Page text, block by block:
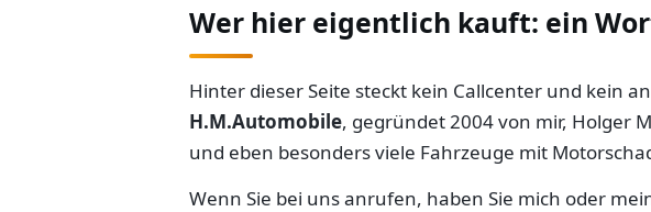
Wer hier eigentlich kauft: ein
Hinter dieser Seite steckt kein Callcenter und kein
H.M.Automobile, gegründet 2004 von mir, Holger
und eben besonders viele Fahrzeuge mit
Wenn Sie bei uns anrufen, haben Sie mich oder